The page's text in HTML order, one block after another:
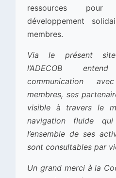
ressources
développement
membres.
Via le présent
l’ADECOB
communication
membres, ses
visible à travers le
navigation fluide
l’ensemble de ses
sont consultables par
Un grand merci à la